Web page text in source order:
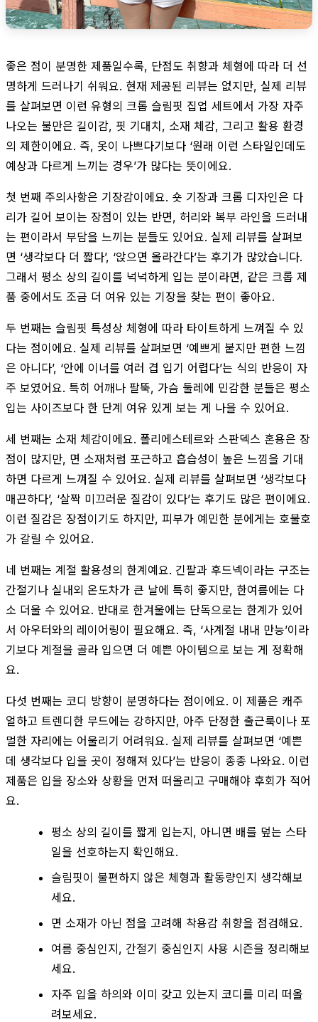
좋은 점이 분명한 제품일수록, 단점도 취향과 체형에 따라 더 선
명하게 드러나기 쉬워요. 현재 제공된 리뷰는 없지만, 실제 리뷰
를 살펴보면 이런 유형의 크롭 슬림핏 집업 세트에서 가장 자주
나오는 불만은 길이감, 핏 기대치, 소재 체감, 그리고 활용 환경
의 제한이에요. 즉, 옷이 나쁘다기보다 ‘원래 이런 스타일인데도
예상과 다르게 느끼는 경우’가 많다는 뜻이에요.
첫 번째 주의사항은 기장감이에요. 숏 기장과 크롭 디자인은 다
리가 길어 보이는 장점이 있는 반면, 허리와 복부 라인을 드러내
는 편이라서 부담을 느끼는 분들도 있어요. 실제 리뷰를 살펴보
면 ‘생각보다 더 짧다’, ‘앉으면 올라간다’는 후기가 많았습니다.
그래서 평소 상의 길이를 넉넉하게 입는 분이라면, 같은 크롭 제
품 중에서도 조금 더 여유 있는 기장을 찾는 편이 좋아요.
두 번째는 슬림핏 특성상 체형에 따라 타이트하게 느껴질 수 있
다는 점이에요. 실제 리뷰를 살펴보면 ‘예쁘게 붙지만 편한 느낌
은 아니다’, ‘안에 이너를 여러 겹 입기 어렵다’는 식의 반응이 자
주 보였어요. 특히 어깨나 팔뚝, 가슴 둘레에 민감한 분들은 평소
입는 사이즈보다 한 단계 여유 있게 보는 게 나을 수 있어요.
세 번째는 소재 체감이에요. 폴리에스테르와 스판덱스 혼용은 장
점이 많지만, 면 소재처럼 포근하고 흡습성이 높은 느낌을 기대
하면 다르게 느껴질 수 있어요. 실제 리뷰를 살펴보면 ‘생각보다
매끈하다’, ‘살짝 미끄러운 질감이 있다’는 후기도 많은 편이에요.
이런 질감은 장점이기도 하지만, 피부가 예민한 분에게는 호불호
가 갈릴 수 있어요.
네 번째는 계절 활용성의 한계예요. 긴팔과 후드넥이라는 구조는
간절기나 실내외 온도차가 큰 날에 특히 좋지만, 한여름에는 다
소 더울 수 있어요. 반대로 한겨울에는 단독으로는 한계가 있어
서 아우터와의 레이어링이 필요해요. 즉, ‘사계절 내내 만능’이라
기보다 계절을 골라 입으면 더 예쁜 아이템으로 보는 게 정확해
요.
다섯 번째는 코디 방향이 분명하다는 점이에요. 이 제품은 캐주
얼하고 트렌디한 무드에는 강하지만, 아주 단정한 출근룩이나 포
멀한 자리에는 어울리기 어려워요. 실제 리뷰를 살펴보면 ‘예쁜
데 생각보다 입을 곳이 정해져 있다’는 반응이 종종 나와요. 이런
제품은 입을 장소와 상황을 먼저 떠올리고 구매해야 후회가 적어
요.
평소 상의 길이를 짧게 입는지, 아니면 배를 덮는 스타
일을 선호하는지 확인해요.
슬림핏이 불편하지 않은 체형과 활동량인지 생각해보
세요.
면 소재가 아닌 점을 고려해 착용감 취향을 점검해요.
여름 중심인지, 간절기 중심인지 사용 시즌을 정리해보
세요.
자주 입을 하의와 이미 갖고 있는지 코디를 미리 떠올
려보세요.